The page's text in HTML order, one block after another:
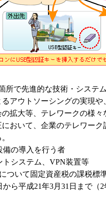
所で先進的な技術・システ
アウトソーシングの実現
拡大等、テレワークの様々
おいて、企業のテレワー
の導入を行う者
システム、VPN装置等
いて固定資産税の課税標
ら平成21年3月31日まで（2